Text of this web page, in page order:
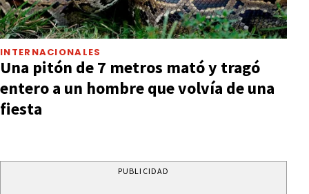
INTERNACIONALES
Una pitón de 7 metros mató y tragó
entero a un hombre que volvía de una
fiesta
PUBLICIDAD